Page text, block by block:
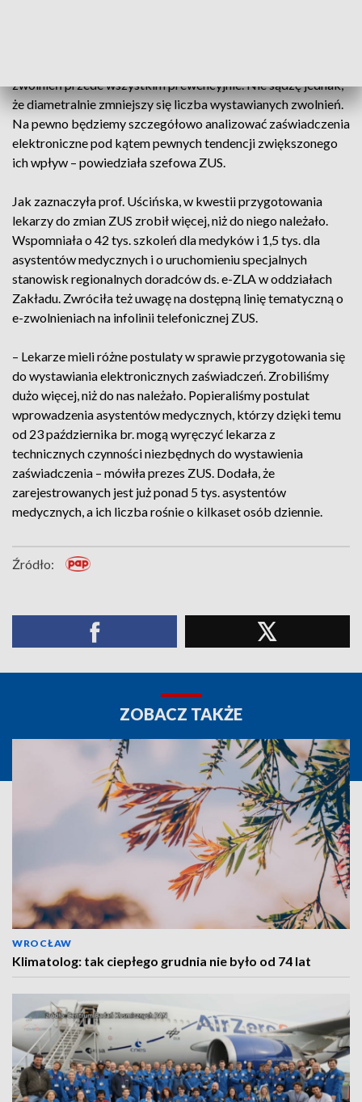
zwolnień przede wszystkim prewencyjnie. Nie sądzę jednak,
że diametralnie zmniejszy się liczba wystawianych zwolnień.
Na pewno będziemy szczegółowo analizować zaświadczenia
elektroniczne pod kątem pewnych tendencji zwiększonego
ich wpływ – powiedziała szefowa ZUS.
Jak zaznaczyła prof. Uścińska, w kwestii przygotowania
lekarzy do zmian ZUS zrobił więcej, niż do niego należało.
Wspomniała o 42 tys. szkoleń dla medyków i 1,5 tys. dla
asystentów medycznych i o uruchomieniu specjalnych
stanowisk regionalnych doradców ds. e-ZLA w oddziałach
Zakładu. Zwróciła też uwagę na dostępną linię tematyczną o
e-zwolnieniach na infolinii telefonicznej ZUS.
– Lekarze mieli różne postulaty w sprawie przygotowania się
do wystawiania elektronicznych zaświadczeń. Zrobiliśmy
dużo więcej, niż do nas należało. Popieraliśmy postulat
wprowadzenia asystentów medycznych, którzy dzięki temu
od 23 października br. mogą wyręczyć lekarza z
technicznych czynności niezbędnych do wystawienia
zaświadczenia – mówiła prezes ZUS. Dodała, że
zarejestrowanych jest już ponad 5 tys. asystentów
medycznych, a ich liczba rośnie o kilkaset osób dziennie.
Źródło:
ZOBACZ TAKŻE
WROCŁAW
Klimatolog: tak ciepłego grudnia nie było od 74 lat